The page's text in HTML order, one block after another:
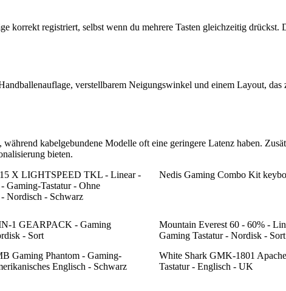
korrekt registriert, selbst wenn du mehrere Tasten gleichzeitig
verstellbarem Neigungswinkel und einem Layout,
kabelgebundene Modelle oft eine geringere Latenz haben.
bieten.
X LIGHTSPEED TKL - Linear -
Gaming-Tastatur - Ohne
Nordisch - Schwarz
Nedis Gaming Combo Kit
1 GEARPACK - Gaming
- Sort
Mountain Everest 60 - 60% -
Gaming Tastatur - Nordisk - Sort
Gaming Phantom - Gaming-
Englisch - Schwarz
White Shark GMK-1801
Tastatur - Englisch - UK